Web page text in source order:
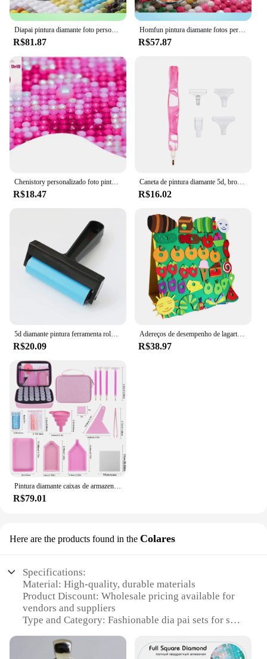
Diapai pintura diamante foto personalizada 5d diy imagem de strass diamante bordado 3d ponto cruz decoração de casamento para casa
R$81.87
Homfun pintura diamante fotos personalizado quadrado/redondo imagem de strass diamante bordado bebê, capina e pais presente
R$57.87
R$18.47
Caneta de pintura diamante 5d, broca de ponto de cristal, ferramentas artesanais com pontas de metal, cabeças de broca, multi placer, acessórios de ponta de caneta
R$16.02
R$20.09
Adereços de desempenho de lagarta fome, brinquedos de feltro, livros ilustrados em inglês, ajuda de ensino, brinquedo interativo de lagarta faminhada para crianças pequenas
R$38.97
R$79.01
Here are the products found in the Colares
Specifications:
Material: High-quality, durable materials
Product Discount: Wholesale pricing available for
vendors and suppliers
Type and Category: Fashionable dia pai sets for sale
complement any outfit
Usage and Purpose: Ideal for both casual and formal